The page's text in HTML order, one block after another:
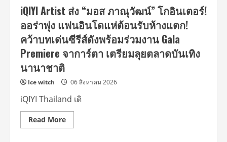
MPS
Science”
รุก
ตลาด
Active
Lifestyle
ดัน
ภาพ
ตอบ
โจทย์
สาย
Hybrid
iQIYI Artist ส่ง “มอส ภาณุวัฒน์” โกอินเตอร์!
ออร่าพุ่ง แฟนอินโดแห่ต้อนรับห้างแตก!
คว้าบทเด่นซีรีส์ดังพร้อมร่วมงาน Gala
Premiere จาการ์ตา เตรียมลุยตลาดบันเทิง
นานาชาติ
Ice witch 06 สิงหาคม 2026
iQIYI Thailand เดิ
Read MoreRead
more